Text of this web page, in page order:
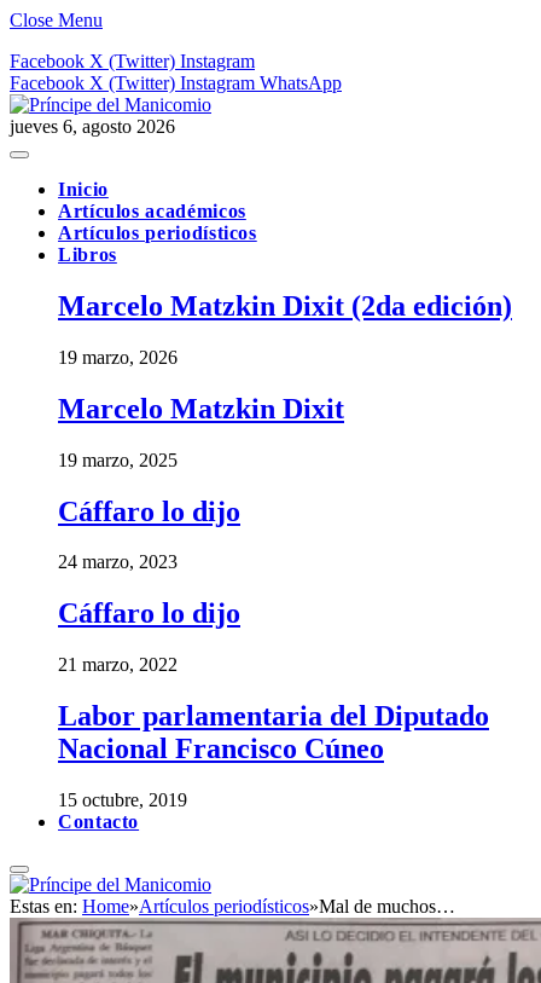
Close Menu
Facebook X (Twitter) Instagram
Facebook X (Twitter) Instagram WhatsApp
jueves 6, agosto 2026
Inicio
Artículos académicos
Artículos periodísticos
Libros
Marcelo Matzkin Dixit (2da edición)
19 marzo, 2026
Marcelo Matzkin Dixit
19 marzo, 2025
Cáffaro lo dijo
24 marzo, 2023
Cáffaro lo dijo
21 marzo, 2022
Labor parlamentaria del Diputado
Nacional Francisco Cúneo
15 octubre, 2019
Contacto
Estas en: Home»Artículos periodísticos»Mal de muchos…